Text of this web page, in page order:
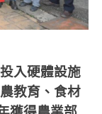
入硬體設施
教育、食材